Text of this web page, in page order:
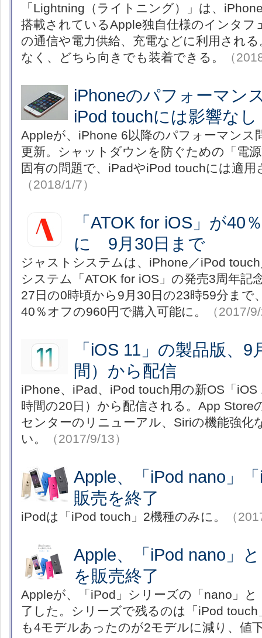
「Lightning（ライトニング）」は、
搭載されているApple独自仕様のインタフ
の通信や電力供給、充電などに利用され
なく、どちら向きでも装着できる。
（
iPhoneのパフォーマン
iPod touchには影響なし
Appleが、iPhone 6以降のパフォーマンス
更新。シャットダウンを防ぐための「電
固有の問題で、iPadやiPod touchには適用
（2018/1/7）
「ATOK for iOS」が40
に 9月30日まで
ジャストシステムは、iPhone／iPod
システム「ATOK for iOS」の発売3周年記
27日の0時頃から9月30日の23時59分まで
40％オフの960円で購入可能に。
（2017/
「iOS 11」の製品版、
間）から配信
iPhone、iPad、iPod touch用の新OS「iOS
時間の20日）から配信される。App Store
センターのリニューアル、Siriの機能強化
い。
（2017/9/13）
Apple、「iPod nano」
販売を終了
iPodは「iPod touch」2機種のみに。 （
Apple、「iPod nano」
を販売終了
Appleが、「iPod」シリーズの「nano」
了した。シリーズで残るのは「iPod
も4モデルあったのが2モデルに減り、値